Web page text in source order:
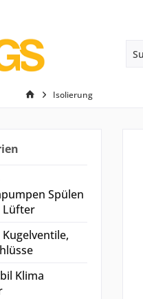
Isolierung
Spülen
Lüfter
Klima